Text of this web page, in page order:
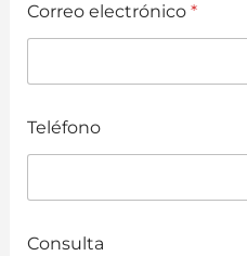
Correo electrónico *
Teléfono
Consulta